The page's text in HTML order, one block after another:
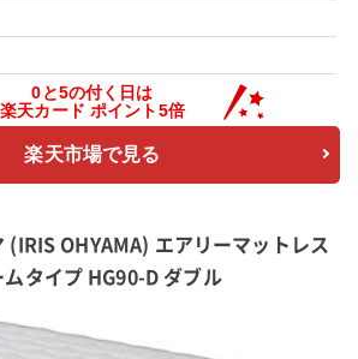
楽天市場で見る
(IRIS OHYAMA) エアリーマットレス
タイプ HG90-D ダブル